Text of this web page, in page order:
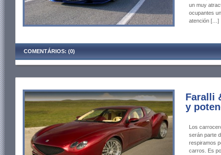
un muy
ocupantes
atención […]
COMENTÁRIOS: (0)
Faralli
y
Los
serán parte
respiramos
carros. Es